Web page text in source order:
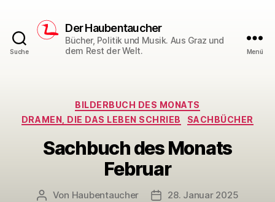
Suche
Der Haubentaucher
Bücher, Politik und Musik. Aus Graz und
dem Rest der Welt.
Menü
Kategorien
BILDERBUCH DES MONATS
DRAMEN, DIE DAS LEBEN SCHRIEB
SACHBÜCHER
Sachbuch des Monats
Februar
Beitragsautor
Von Haubentaucher Veröffentlichungsdatum
28. Januar 2025